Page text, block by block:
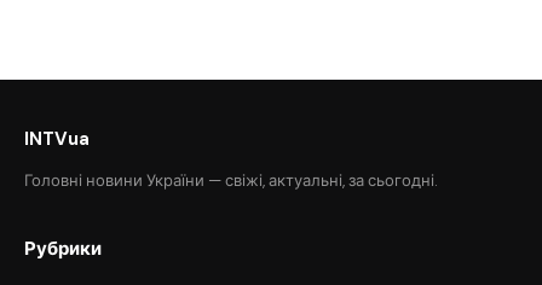
INTVua
Головні новини України — свіжі, актуальні, за сьогодні.
Рубрики